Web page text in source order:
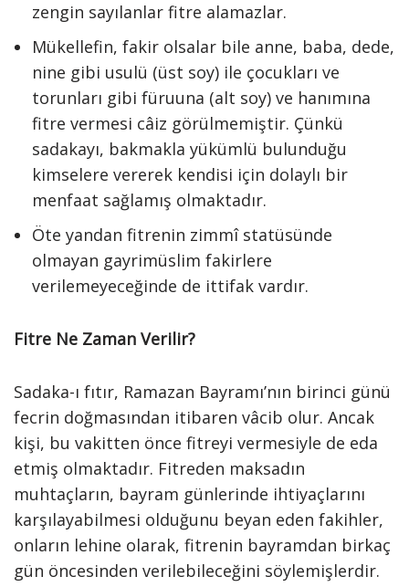
zengin sayılanlar fitre alamazlar.
Mükellefin, fakir olsalar bile anne, baba, dede,
nine gibi usulü (üst soy) ile çocukları ve
torunları gibi füruuna (alt soy) ve hanımına
fitre vermesi câiz görülmemiştir. Çünkü
sadakayı, bakmakla yükümlü bulunduğu
kimselere vererek kendisi için dolaylı bir
menfaat sağlamış olmaktadır.
Öte yandan fitrenin zimmî statüsünde
olmayan gayrimüslim fakirlere
verilemeyeceğinde de ittifak vardır.
Fitre Ne Zaman Verilir?
Sadaka-ı fıtır, Ramazan Bayramı’nın birinci günü
fecrin doğmasından itibaren vâcib olur. Ancak
kişi, bu vakitten önce fitreyi vermesiyle de eda
etmiş olmaktadır. Fitreden maksadın
muhtaçların, bayram günlerinde ihtiyaçlarını
karşılayabilmesi olduğunu beyan eden fakihler,
onların lehine olarak, fitrenin bayramdan birkaç
gün öncesinden verilebileceğini söylemişlerdir.